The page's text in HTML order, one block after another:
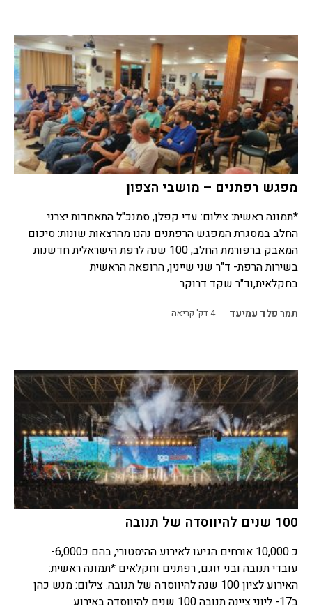
מפגש רפתנים – מושבי הצפון
*תמונה ראשית: צילום: עדי קפלן, סמנכ"ל התאחדות יצרני
החלב במסגרת המפגש הרפתנים נהנו מהרצאות שונות: סיכום
המאבק ברפורמת החלב, 100 שנה לרפת הישראלית חדשנות
בשירות הרפת- ד"ר שני שיינין, הרופאה הראשית
בחקלאית,וד"ר שקד דרוקר
תמר פלד עמיעד 4דק' קריאה
100 שנים להיווסדה של תנובה
כ 10,000 אורחים הגיעו לאירוע ההיסטורי, בהם כ6,000-
עובדי תנובה ובני זוגם, רפתנים וחקלאים *תמונה ראשית:
האירוע לציון 100 שנה להיווסדה של תנובה. צילום: מנש כהן
ב17- ליוני ציינה תנובה 100 שנים להיווסדה באירוע